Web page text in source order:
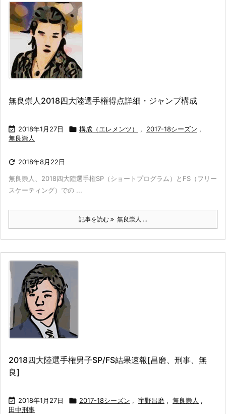
無良崇人2018四大陸選手権得点詳細・ジャンプ構成
 2018年1月27日  構成（エレメンツ） , 2017-18シーズン ,
無良崇人
 2018年8月22日
無良崇人、2018四大陸選手権SP（ショートプログラム）とFS（フリー
スケーティング）での ...
記事を読む 無良崇人 ...
2018四大陸選手権男子SP/FS結果速報[昌磨、刑事、無
良]
 2018年1月27日  2017-18シーズン , 宇野昌磨 , 無良崇人 ,
田中刑事